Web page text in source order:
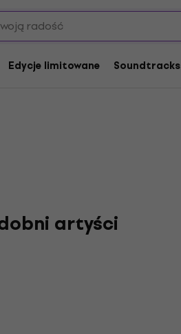
Edycje limitowane Soundtracks
artyści